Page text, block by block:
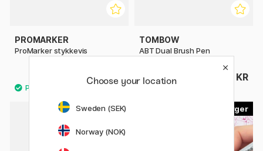
PROMARKER
ProMarker stykkevis
46 KR
TOMBOW
ABT Dual Brush Pen
50 KR
214
Choose your location
Sweden (SEK)
Norway (NOK)